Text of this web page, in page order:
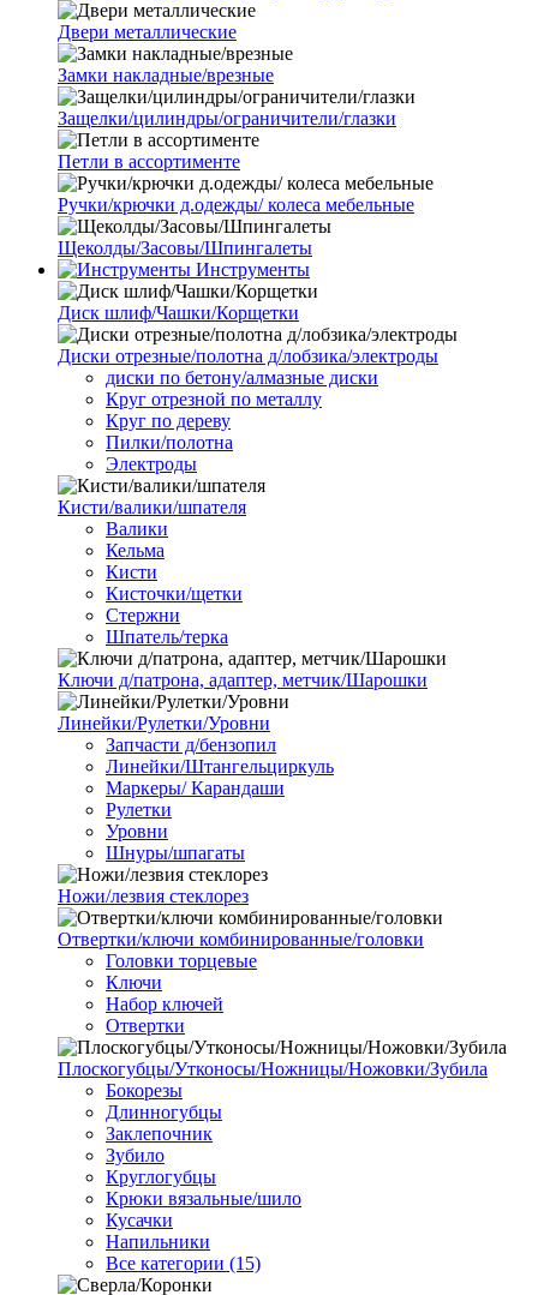
Двери металлические
Замки накладные/врезные
Защелки/цилиндры/ограничители/глазки
Петли в ассортименте
Ручки/крючки д.одежды/ колеса мебельные
Щеколды/Засовы/Шпингалеты
Инструменты
Диск шлиф/Чашки/Корщетки
Диски отрезные/полотна д/лобзика/электроды
диски по бетону/алмазные диски
Круг отрезной по металлу
Круг по дереву
Пилки/полотна
Электроды
Кисти/валики/шпателя
Валики
Кельма
Кисти
Кисточки/щетки
Стержни
Шпатель/терка
Ключи д/патрона, адаптер, метчик/Шарошки
Линейки/Рулетки/Уровни
Запчасти д/бензопил
Линейки/Штангельциркуль
Маркеры/ Карандаши
Рулетки
Уровни
Шнуры/шпагаты
Ножи/лезвия стеклорез
Отвертки/ключи комбинированные/головки
Головки торцевые
Ключи
Набор ключей
Отвертки
Плоскогубцы/Утконосы/Ножницы/Ножовки/Зубила
Бокорезы
Длинногубцы
Заклепочник
Зубило
Круглогубцы
Крюки вязальные/шило
Кусачки
Напильники
Все категории (15)